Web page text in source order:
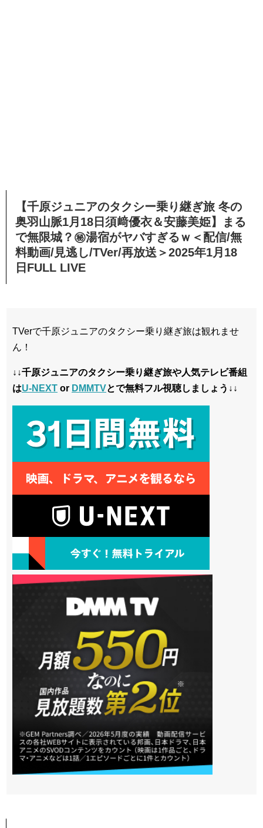
【千原ジュニアのタクシー乗り継ぎ旅 冬の
奥羽山脈1月18日須﨑優衣＆安藤美姫】まる
で無限城？㊙湯宿がヤバすぎるｗ＜配信/無
料動画/見逃し/TVer/再放送＞2025年1月18
日FULL LIVE
TVerで千原ジュニアのタクシー乗り継ぎ旅は観れませ
ん！
↓↓千原ジュニアのタクシー乗り継ぎ旅や人気テレビ番組
はU-NEXT or DMMTVとで無料フル視聴しましょう↓↓